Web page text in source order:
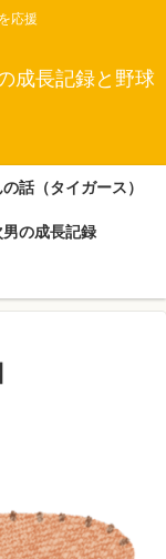
応援
成長記録と野球
話（タイガース）
男の成長記録